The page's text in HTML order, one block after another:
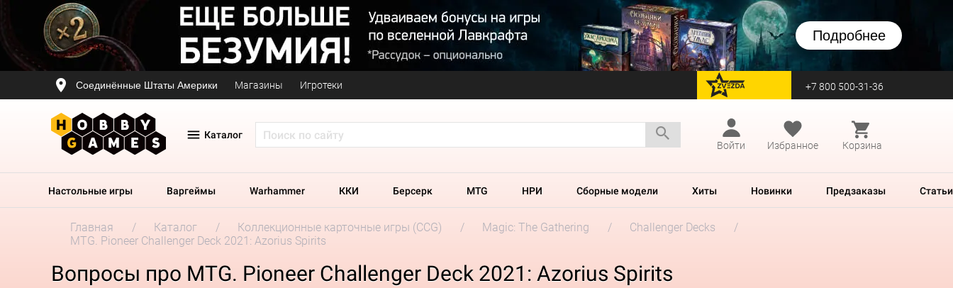
Подробнее
Соединённые Штаты Америки Магазины Игротеки перейти на Zvezda +7 800 500-31-36
Каталог
Войти
Избранное Корзина
Настольные игры Варгеймы Warhammer ККИ Берсерк MTG НРИ Сборные модели Хиты Новинки Предзаказы Статьи
Главная Каталог Коллекционные карточные игры (CCG) Magic: The Gathering
Challenger Decks
MTG. Pioneer Challenger Deck 2021: Azorius Spirits
Вопросы про MTG. Pioneer Challenger Deck 2021: Azorius Spirits